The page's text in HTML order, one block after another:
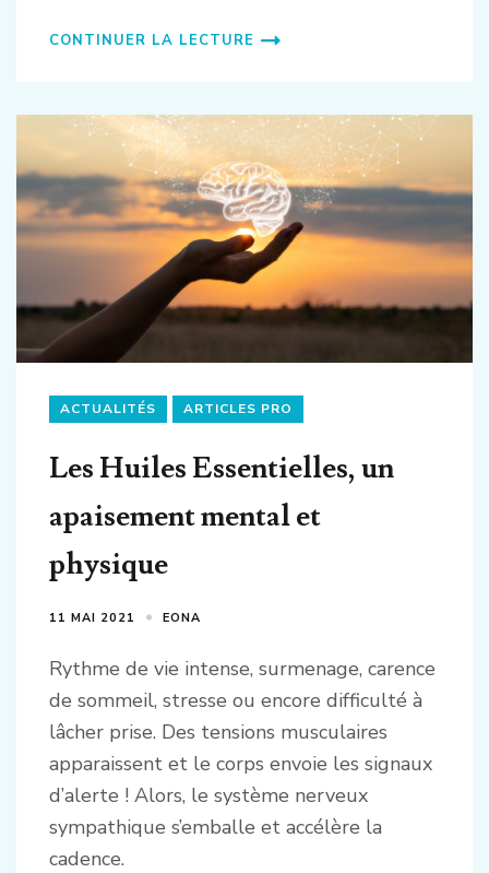
CONTINUER LA LECTURE
ACTUALITÉS ARTICLES PRO
Les Huiles Essentielles, un
apaisement mental et
physique
11 MAI 2021 EONA
Rythme de vie intense, surmenage, carence
de sommeil, stresse ou encore difficulté à
lâcher prise. Des tensions musculaires
apparaissent et le corps envoie les signaux
d’alerte ! Alors, le système nerveux
sympathique s’emballe et accélère la
cadence.